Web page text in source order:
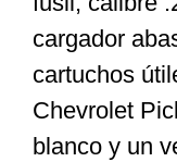
cargador
cartuchos
Chevrolet
blanco y un